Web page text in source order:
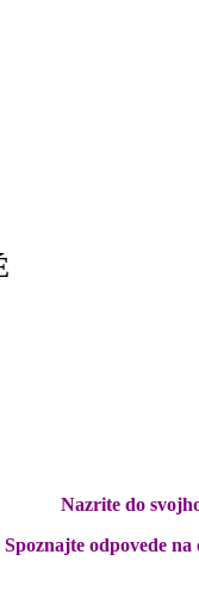
Nazrite do
Spoznajte odpovede